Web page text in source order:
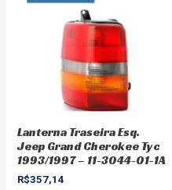
Lanterna Traseira Esq.
Jeep Grand Cherokee Tyc
1993/1997 – 11-3044-01-1A
R$357,14